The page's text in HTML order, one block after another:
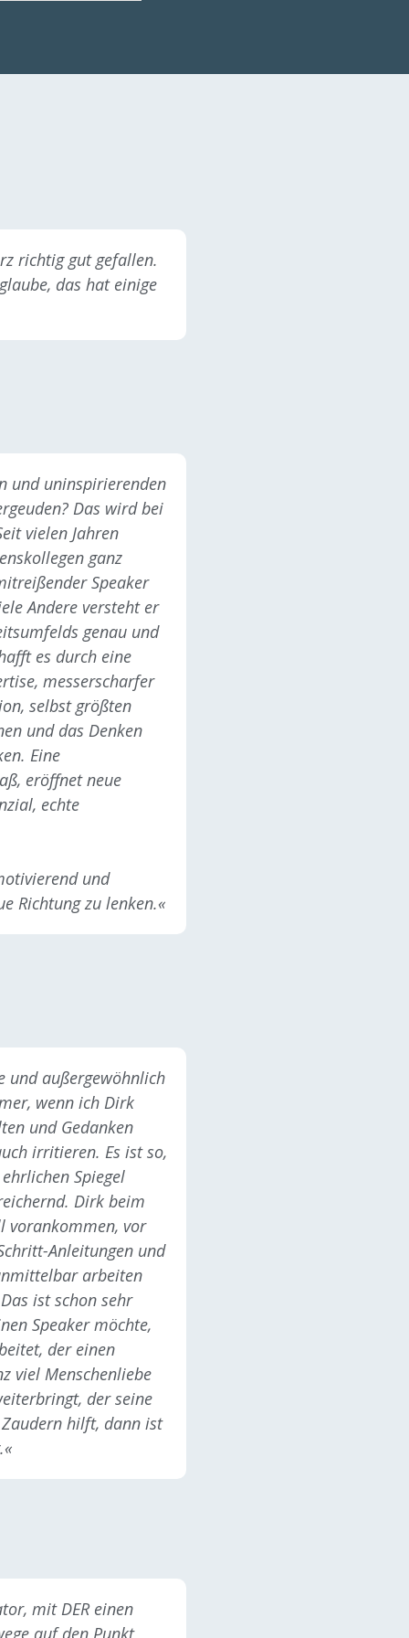
richtig gut gefallen.
das hat einige
und uninspirierenden
Das wird bei
vielen Jahren
ganz
Speaker
Andere versteht er
genau und
es durch eine
messerscharfer
selbst größten
und das Denken
Eine
eröffnet neue
echte
und
Richtung zu lenken.«
und außergewöhnlich
wenn ich Dirk
und Gedanken
irritieren. Es ist so,
Spiegel
Dirk beim
vorankommen, vor
Anleitungen und
arbeiten
ist schon sehr
Speaker möchte,
der einen
viel Menschenliebe
der seine
Zaudern hilft, dann ist
mit DER einen
auf den Punkt